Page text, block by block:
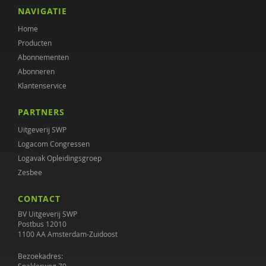
Anna Grebel
Hein de Haan
Maaike Hermsen
L.E.M. van Heugten
Annemieke Hoogstad
Edien Houwers
Coki Janssen
Janine Janssen
Claudia Kaagman
NAVIGATIE
Home
Producten
Abonnementen
Abonneren
Klantenservice
PARTNERS
Uitgeverij SWP
Logacom Congressen
Logavak Opleidingsgroep
Zesbee
CONTACT
BV Uitgeverij SWP
Postbus 12010
1100 AA Amsterdam-Zuidoost
Bezoekadres: